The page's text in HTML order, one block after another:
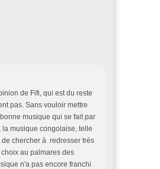
de Fifi, qui est du reste
pas. Sans vouloir mettre
musique qui se fait par
musique congolaise, telle
chercher à redresser très
au palmares des
n'a pas encore franchi